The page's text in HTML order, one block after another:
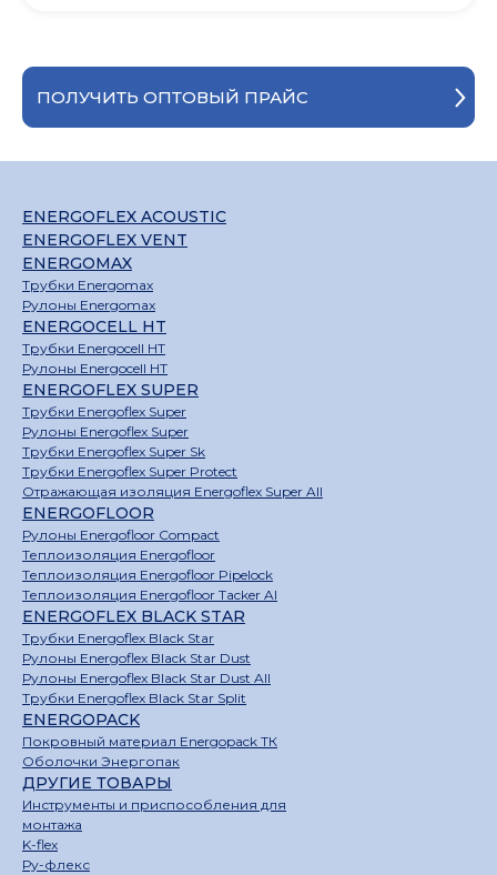
ПОЛУЧИТЬ ОПТОВЫЙ ПРАЙС
ENERGOFLEX ACOUSTIC
ENERGOFLEX VENT
ENERGOMAX
Трубки Energomax
Рулоны Energomax
ENERGOCELL HT
Трубки Energocell HT
Рулоны Energocell HT
ENERGOFLEX SUPER
Трубки Energoflex Super
Рулоны Energoflex Super
Трубки Energoflex Super Sk
Трубки Energoflex Super Protect
Отражающая изоляция Energoflex Super All
ENERGOFLOOR
Рулоны Energofloor Compact
Теплоизоляция Energofloor
Теплоизоляция Energofloor Pipelock
Теплоизоляция Energofloor Tacker Al
ENERGOFLEX BLACK STAR
Трубки Energoflex Black Star
Рулоны Energoflex Black Star Dust
Рулоны Energoflex Black Star Dust All
Трубки Energoflex Black Star Split
ENERGOPACK
Покровный материал Energopack ТК
Оболочки Энергопак
ДРУГИЕ ТОВАРЫ
Инструменты и приспособления для
монтажа
K-flex
Ру-флекс